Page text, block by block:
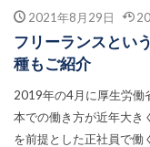
2021年8月29日
フリーランスとい
種もご紹介
2019年の4月に厚生労働
本での働き方が近年大き
を前提とした正社員で働